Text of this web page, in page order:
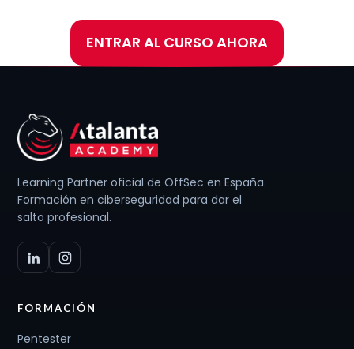
ENTRAR AL CURSO AHORA
Learning Partner oficial de OffSec en España.
Formación en ciberseguridad para dar el
salto profesional.
FORMACIÓN
Pentester